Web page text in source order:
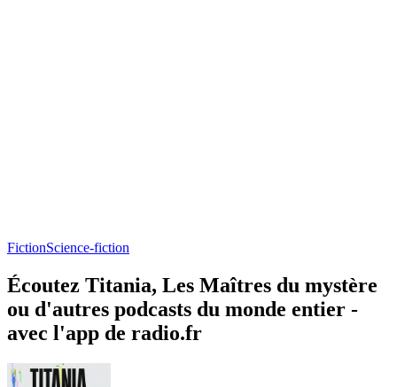
FictionScience-fiction
Écoutez Titania, Les Maîtres du mystère
ou d'autres podcasts du monde entier -
avec l'app de radio.fr